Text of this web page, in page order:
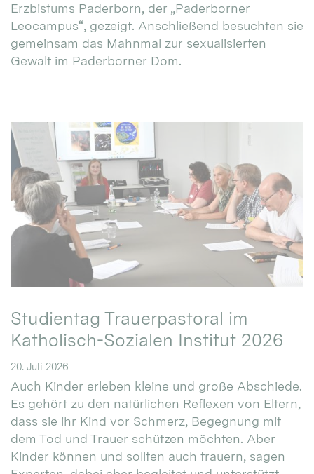
Erzbistums Paderborn, der „Paderborner
Leocampus“, gezeigt. Anschließend besuchten sie
gemeinsam das Mahnmal zur sexualisierten
Gewalt im Paderborner Dom.
Studientag Trauerpastoral im
Katholisch-Sozialen Institut 2026
20. Juli 2026
Auch Kinder erleben kleine und große Abschiede.
Es gehört zu den natürlichen Reflexen von Eltern,
dass sie ihr Kind vor Schmerz, Begegnung mit
dem Tod und Trauer schützen möchten. Aber
Kinder können und sollten auch trauern, sagen